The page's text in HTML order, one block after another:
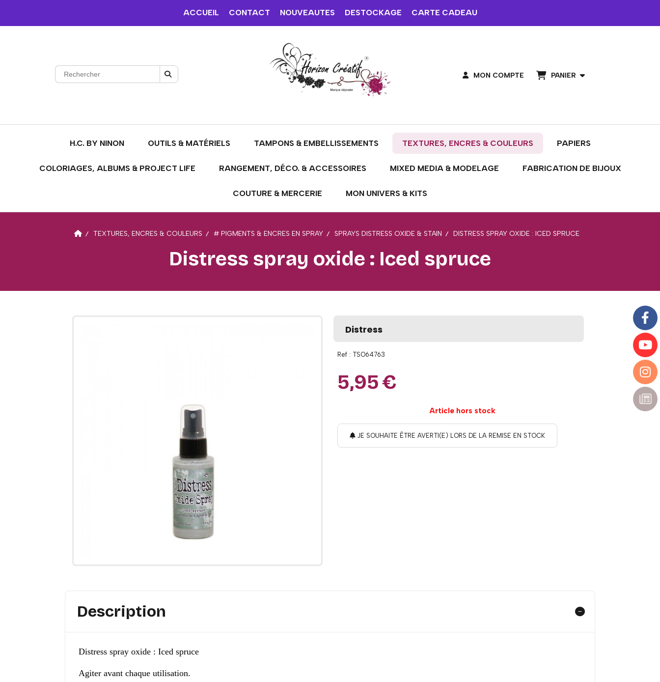
ACCUEIL CONTACT NOUVEAUTES DESTOCKAGE CARTE CADEAU
MON COMPTE PANIER
H.C. BY NINON OUTILS & MATÉRIELS TAMPONS & EMBELLISSEMENTS TEXTURES, ENCRES & COULEURS PAPIERS
COLORIAGES, ALBUMS & PROJECT LIFE RANGEMENT, DÉCO. & ACCESSOIRES MIXED MEDIA & MODELAGE FABRICATION DE BIJOUX
COUTURE & MERCERIE MON UNIVERS & KITS
TEXTURES, ENCRES & COULEURS # PIGMENTS & ENCRES EN SPRAY SPRAYS DISTRESS OXIDE & STAIN DISTRESS SPRAY OXIDE : ICED SPRUCE
Distress spray oxide : Iced spruce
Distress
Ref : TSO64763
5,95€
Article hors stock
JE SOUHAITE ÊTRE AVERTI(E) LORS DE LA REMISE EN STOCK
Description
Distress spray oxide : Iced spruce
Agiter avant chaque utilisation.